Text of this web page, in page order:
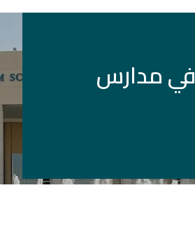
اليوم الوطني السعودي الـ٩٥ في مدارس